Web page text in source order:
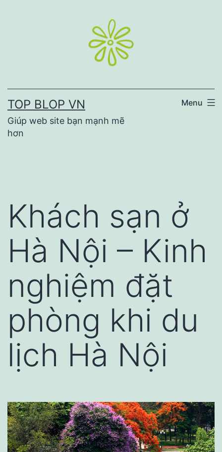
TOP BLOP VN
Giúp web site bạn mạnh mẽ
hơn
Menu
Khách sạn ở
Hà Nội – Kinh
nghiệm đặt
phòng khi du
lịch Hà Nội